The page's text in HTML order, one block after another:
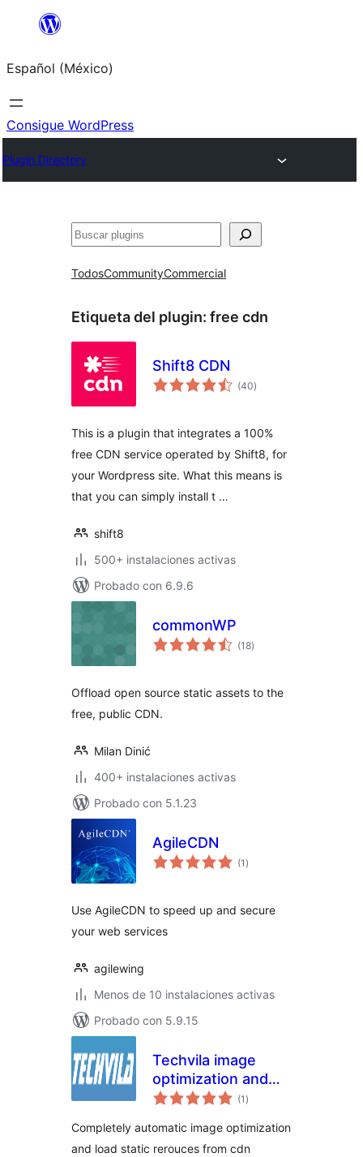
Saltar
contenido
Español (México)
Consigue WordPress
Plugin Directory
Buscar
TodosCommunityCommercial
Etiqueta del plugin: free cdn
Shift8 CDN
(40total
de
)
This is a plugin that integrates a 100%
free CDN service operated by Shift8, for
your Wordpress site. What this means is
that you can simply install t …
shift8
500+ instalaciones activas
Probado con 6.9.6
commonWP
(18total
de
)
Offload open source static assets to the
free, public CDN.
Milan Dinić
400+ instalaciones activas
Probado con 5.1.23
AgileCDN
(1 total
de
)
Use AgileCDN to speed up and secure
your web services
agilewing
Menos de 10 instalaciones activas
Probado con 5.9.15
Techvila image
optimization and
CDN
(1 total
de
)
Completely automatic image optimization
and load static rerouces from cdn